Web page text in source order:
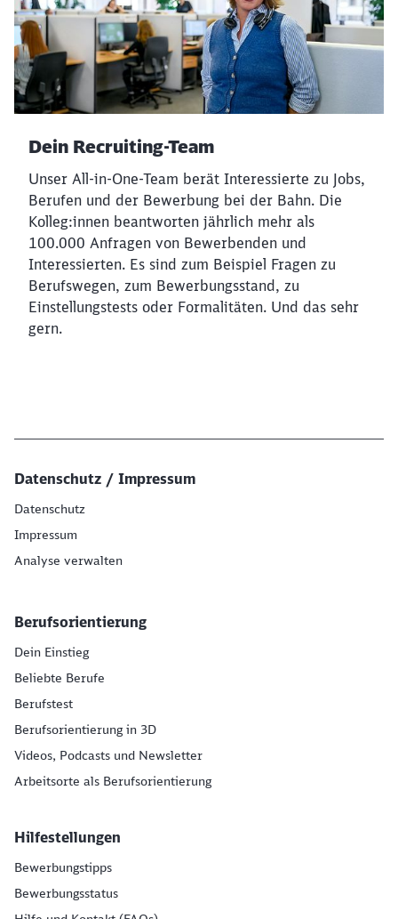
Dein Recruiting-Team
Unser All-in-One-Team berät Interessierte zu Jobs,
Berufen und der Bewerbung bei der Bahn. Die
Kolleg:innen beantworten jährlich mehr als
100.000 Anfragen von Bewerbenden und
Interessierten. Es sind zum Beispiel Fragen zu
Berufswegen, zum Bewerbungsstand, zu
Einstellungstests oder Formalitäten. Und das sehr
gern.
Datenschutz / Impressum
Datenschutz
Impressum
Analyse verwalten
Berufsorientierung
Dein Einstieg
Beliebte Berufe
Berufstest
Berufsorientierung in 3D
Videos, Podcasts und Newsletter
Arbeitsorte als Berufsorientierung
Hilfestellungen
Bewerbungstipps
Bewerbungsstatus